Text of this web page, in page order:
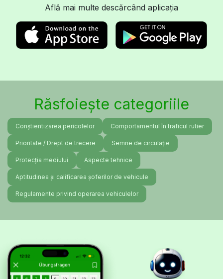
Află mai multe descărcând aplicația
Răsfoiește categoriile
Conștientizarea pericolelor Comportamentul în traficul rutier
Prioritate / Drept de trecere Semne de circulație
Protecția mediului Aspecte tehnice
Aptitudinea și calificarea șoferilor de vehicule
Regulamente privind operarea vehiculelor